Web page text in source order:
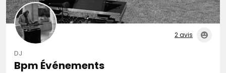
2 avis
DJ
Bpm Événements